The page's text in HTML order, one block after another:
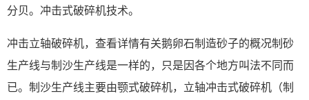
分贝。冲击式破碎机技术。
冲击立轴破碎机，查看详情有关鹅卵石制造砂子的概况制砂
生产线与制沙生产线是一样的，只是因各个地方叫法不同而
已。制沙生产线主要由颚式破碎机，立轴冲击式破碎机（制